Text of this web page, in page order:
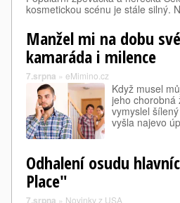
kosmetickou scénu je stále silný.
Manžel mi na dobu
kamaráda i milence
7.srpna » eMimino.cz
Když musel
jeho chorobná
vymyslel
vyšla najevo
Odhalení osudu
Place"
7.srpna » Novinky z USA